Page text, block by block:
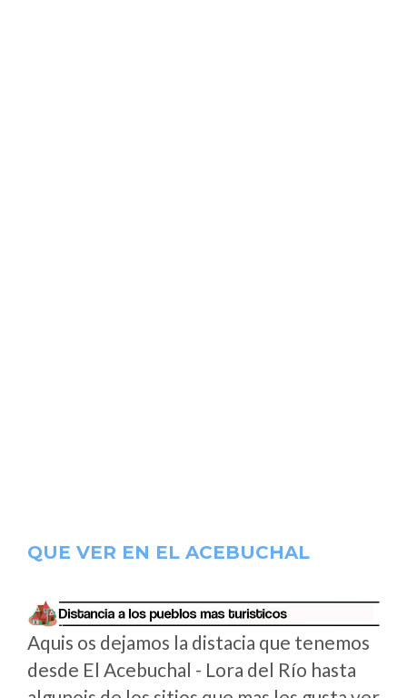
QUE VER EN EL ACEBUCHAL
Aquis os dejamos la distacia que tenemos
desde El Acebuchal - Lora del Río hasta